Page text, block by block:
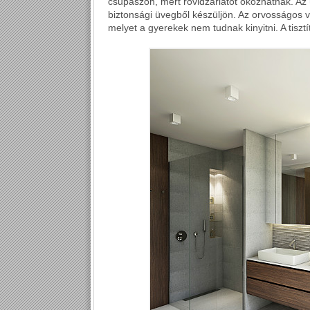
biztonsági üvegből készüljön. Az
melyet a gyerekek nem tudnak kinyitni. A